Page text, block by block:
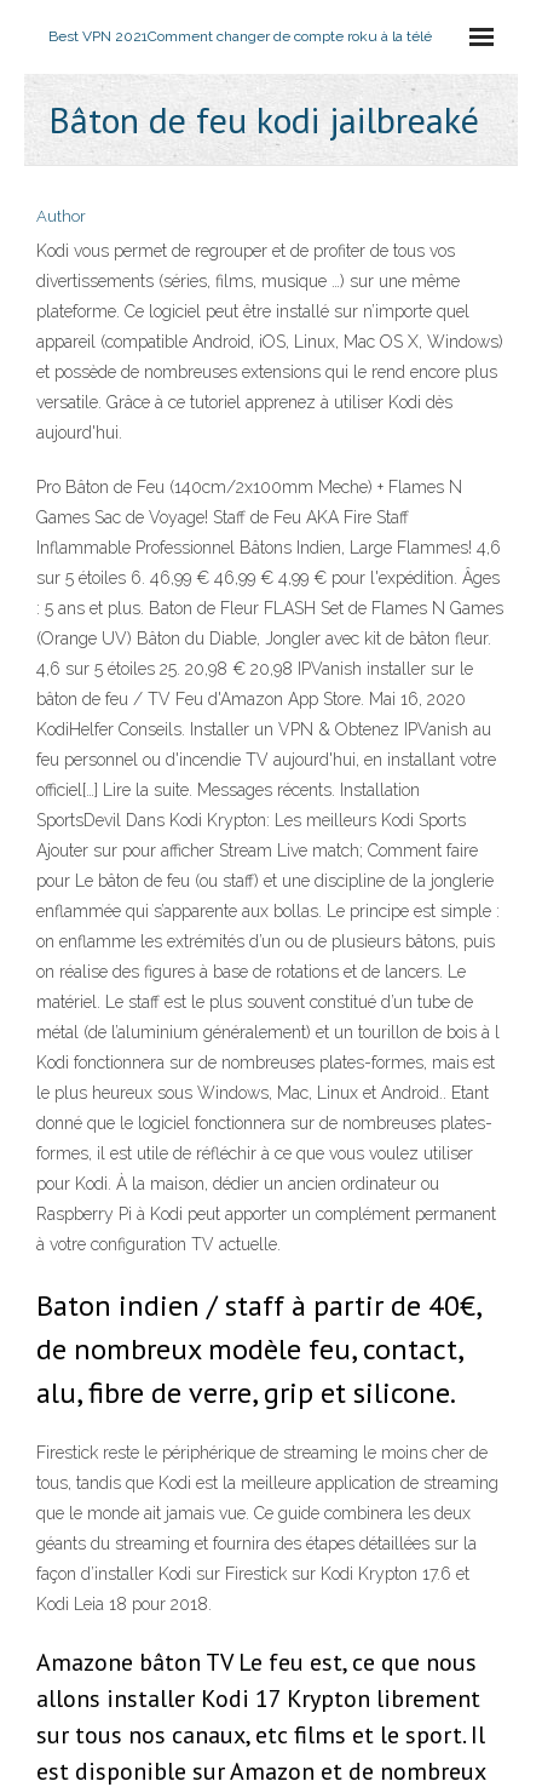
Best VPN 2021Comment changer de compte roku à la télé
Bâton de feu kodi jailbreaké
Author
Kodi vous permet de regrouper et de profiter de tous vos
divertissements (séries, films, musique …) sur une même
plateforme. Ce logiciel peut être installé sur n’importe quel
appareil (compatible Android, iOS, Linux, Mac OS X, Windows)
et possède de nombreuses extensions qui le rend encore plus
versatile. Grâce à ce tutoriel apprenez à utiliser Kodi dès
aujourd'hui.
Pro Bâton de Feu (140cm/2x100mm Meche) + Flames N
Games Sac de Voyage! Staff de Feu AKA Fire Staff
Inflammable Professionnel Bâtons Indien, Large Flammes! 4,6
sur 5 étoiles 6. 46,99 € 46,99 € 4,99 € pour l'expédition. Âges
: 5 ans et plus. Baton de Fleur FLASH Set de Flames N Games
(Orange UV) Bâton du Diable, Jongler avec kit de bâton fleur.
4,6 sur 5 étoiles 25. 20,98 € 20,98 IPVanish installer sur le
bâton de feu / TV Feu d'Amazon App Store. Mai 16, 2020
KodiHelfer Conseils. Installer un VPN & Obtenez IPVanish au
feu personnel ou d'incendie TV aujourd'hui, en installant votre
officiel[…] Lire la suite. Messages récents. Installation
SportsDevil Dans Kodi Krypton: Les meilleurs Kodi Sports
Ajouter sur pour afficher Stream Live match; Comment faire
pour Le bâton de feu (ou staff) et une discipline de la jonglerie
enflammée qui s’apparente aux bollas. Le principe est simple :
on enflamme les extrémités d’un ou de plusieurs bâtons, puis
on réalise des figures à base de rotations et de lancers. Le
matériel. Le staff est le plus souvent constitué d’un tube de
métal (de l’aluminium généralement) et un tourillon de bois à l
Kodi fonctionnera sur de nombreuses plates-formes, mais est
le plus heureux sous Windows, Mac, Linux et Android.. Etant
donné que le logiciel fonctionnera sur de nombreuses plates-
formes, il est utile de réfléchir à ce que vous voulez utiliser
pour Kodi. À la maison, dédier un ancien ordinateur ou
Raspberry Pi à Kodi peut apporter un complément permanent
à votre configuration TV actuelle.
Baton indien / staff à partir de 40€,
de nombreux modèle feu, contact,
alu, fibre de verre, grip et silicone.
Firestick reste le périphérique de streaming le moins cher de
tous, tandis que Kodi est la meilleure application de streaming
que le monde ait jamais vue. Ce guide combinera les deux
géants du streaming et fournira des étapes détaillées sur la
façon d’installer Kodi sur Firestick sur Kodi Krypton 17.6 et
Kodi Leia 18 pour 2018.
Amazone bâton TV Le feu est, ce que nous
allons installer Kodi 17 Krypton librement
sur tous nos canaux, etc films et le sport. Il
est disponible sur Amazon et de nombreux